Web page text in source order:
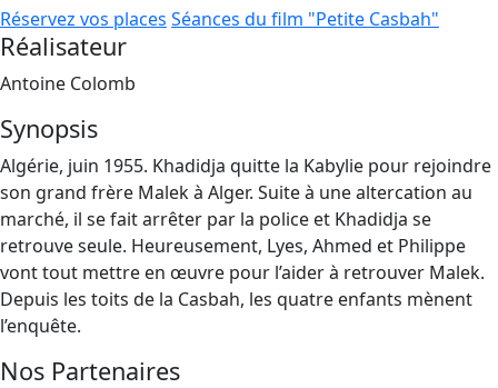
Réservez vos places Séances du film "Petite Casbah"
Réalisateur
Antoine Colomb
Synopsis
Algérie, juin 1955. Khadidja quitte la Kabylie pour rejoindre
son grand frère Malek à Alger. Suite à une altercation au
marché, il se fait arrêter par la police et Khadidja se
retrouve seule. Heureusement, Lyes, Ahmed et Philippe
vont tout mettre en œuvre pour l’aider à retrouver Malek.
Depuis les toits de la Casbah, les quatre enfants mènent
l’enquête.
Nos Partenaires